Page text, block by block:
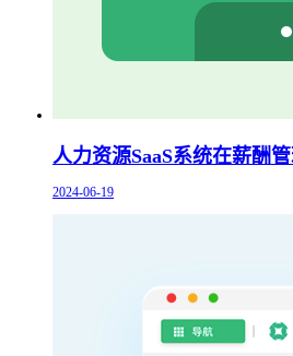
人力资源SaaS系统在薪酬
2024-06-19